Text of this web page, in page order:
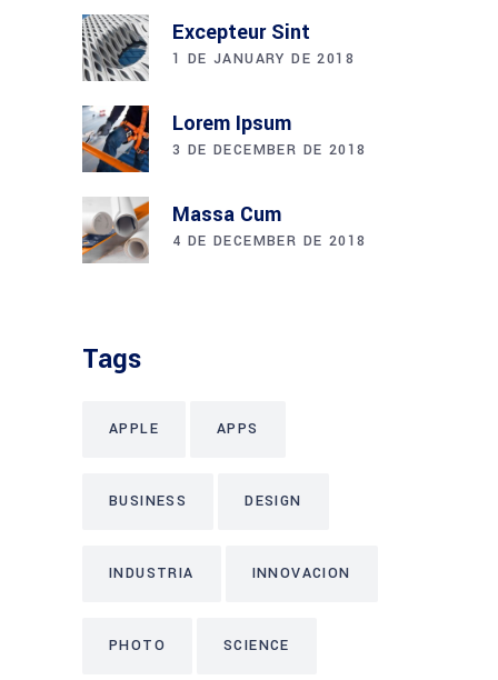
Excepteur Sint
1 DE JANUARY DE 2018
Lorem Ipsum
3 DE DECEMBER DE 2018
Massa Cum
4 DE DECEMBER DE 2018
Tags
APPLE APPS
BUSINESS DESIGN
INDUSTRIA INNOVACION
PHOTO SCIENCE